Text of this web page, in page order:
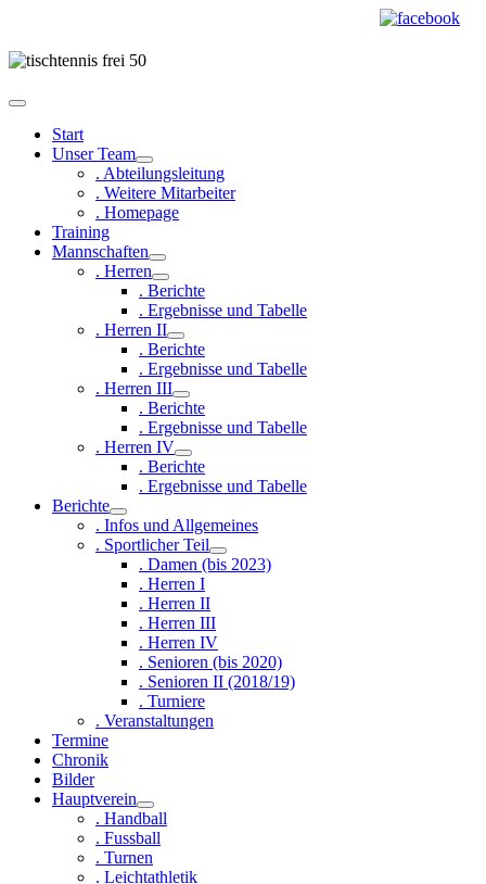
Start
Unser Team
. Abteilungsleitung
. Weitere Mitarbeiter
. Homepage
Training
Mannschaften
. Herren
. Berichte
. Ergebnisse und Tabelle
. Herren II
. Berichte
. Ergebnisse und Tabelle
. Herren III
. Berichte
. Ergebnisse und Tabelle
. Herren IV
. Berichte
. Ergebnisse und Tabelle
Berichte
. Infos und Allgemeines
. Sportlicher Teil
. Damen (bis 2023)
. Herren I
. Herren II
. Herren III
. Herren IV
. Senioren (bis 2020)
. Senioren II (2018/19)
. Turniere
. Veranstaltungen
Termine
Chronik
Bilder
Hauptverein
. Handball
. Fussball
. Turnen
. Leichtathletik